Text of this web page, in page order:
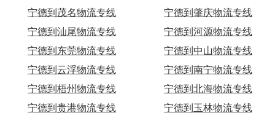
宁德到茂名物流专线
宁德到肇庆物流专线
宁德到汕尾物流专线
宁德到河源物流专线
宁德到东莞物流专线
宁德到中山物流专线
宁德到云浮物流专线
宁德到南宁物流专线
宁德到梧州物流专线
宁德到北海物流专线
宁德到贵港物流专线
宁德到玉林物流专线